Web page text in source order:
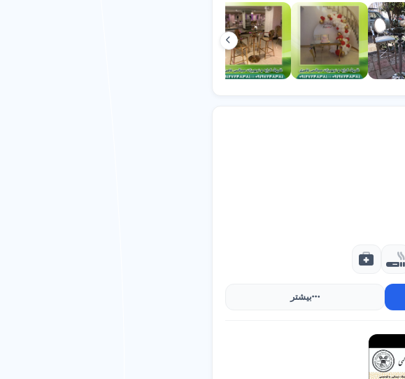
بیشتر
اطلاعات تماس به کاربران
معتبر معرفی مشاغل شهری
مراجعه و بازده واقعی
در ارتباط باشید:
تبلیغی هدفمند، قابل اعتماد و نتیجه محور هستید،